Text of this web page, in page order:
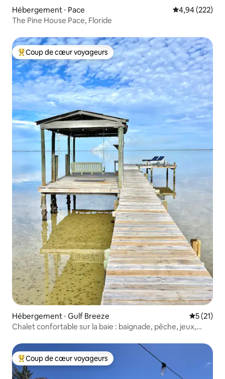
Hébergement ⋅ Pace Évaluation
4,94 (222)
The Pine House Pace, Floride
Coups de cœur voyageurs les plus appréciés
Coup de cœur voyageurs
Hébergement ⋅ Gulf Breeze
5 (21)
Chalet confortable sur la baie : baignade, pêche, jeux,
Coups de cœur voyageurs les plus appréciés
Coup de cœur voyageurs